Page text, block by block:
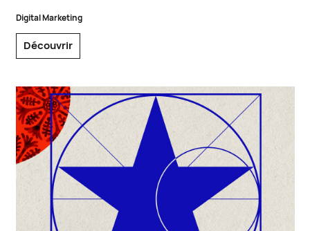
Digital Marketing
Découvrir